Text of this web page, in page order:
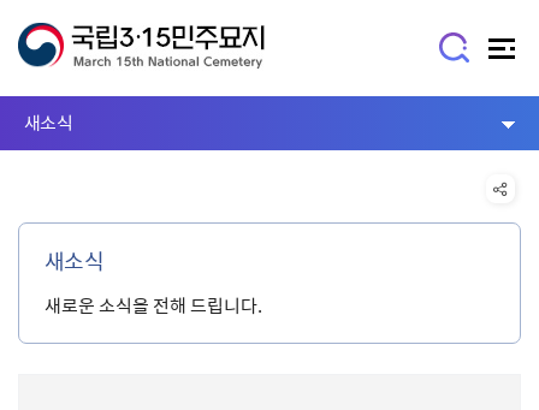
새소식
새소식
새로운 소식을 전해 드립니다.